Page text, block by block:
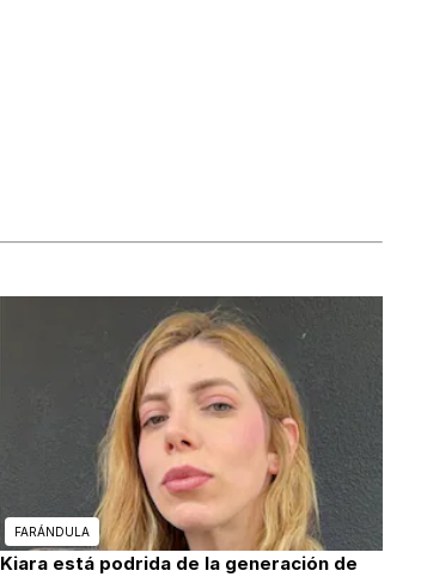
FARÁNDULA
Kiara está podrida de la generación de